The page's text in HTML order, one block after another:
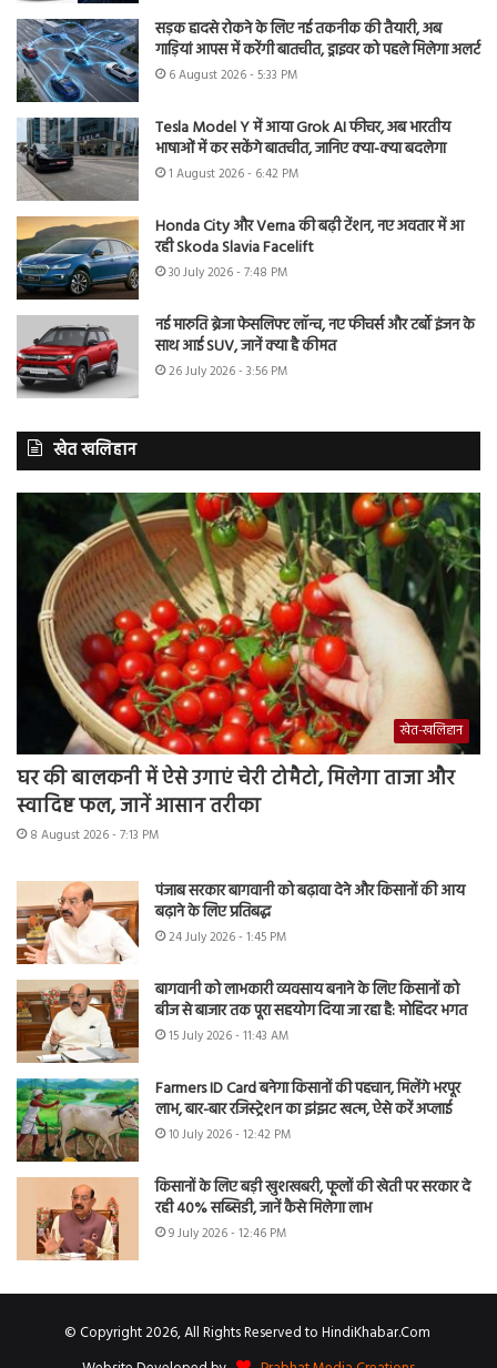
सड़क हादसे रोकने के लिए नई तकनीक की तैयारी, अब
गाड़ियां आपस में करेंगी बातचीत, ड्राइवर को पहले मिलेगा अलर्ट
6 August 2026 - 5:33 PM
Tesla Model Y में आया Grok AI फीचर, अब भारतीय
भाषाओं में कर सकेंगे बातचीत, जानिए क्या-क्या बदलेगा
1 August 2026 - 6:42 PM
Honda City और Verna की बढ़ी टेंशन, नए अवतार में आ
रही Skoda Slavia Facelift
30 July 2026 - 7:48 PM
नई मारुति ब्रेजा फेसलिफ्ट लॉन्च, नए फीचर्स और टर्बो इंजन के
साथ आई SUV, जानें क्या है कीमत
26 July 2026 - 3:56 PM
खेत खलिहान
खेत-खलिहान
घर की बालकनी में ऐसे उगाएं चेरी टोमैटो, मिलेगा ताजा और
स्वादिष्ट फल, जानें आसान तरीका
8 August 2026 - 7:13 PM
पंजाब सरकार बागवानी को बढ़ावा देने और किसानों की आय
बढ़ाने के लिए प्रतिबद्ध
24 July 2026 - 1:45 PM
बागवानी को लाभकारी व्यवसाय बनाने के लिए किसानों को
बीज से बाजार तक पूरा सहयोग दिया जा रहा है: मोहिंदर भगत
15 July 2026 - 11:43 AM
Farmers ID Card बनेगा किसानों की पहचान, मिलेंगे भरपूर
लाभ, बार-बार रजिस्ट्रेशन का झंझट खत्म, ऐसे करें अप्लाई
10 July 2026 - 12:42 PM
किसानों के लिए बड़ी खुशखबरी, फूलों की खेती पर सरकार दे
रही 40% सब्सिडी, जानें कैसे मिलेगा लाभ
9 July 2026 - 12:46 PM
© Copyright 2026, All Rights Reserved to HindiKhabar.Com